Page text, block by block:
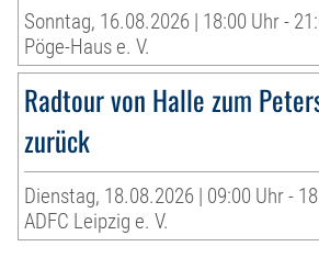
Sonntag, 16.08.2026 | 18:00 Uhr -
Pöge-Haus e. V.
Radtour von Halle zum
zurück
Dienstag, 18.08.2026 | 09:00 Uhr -
ADFC Leipzig e. V.